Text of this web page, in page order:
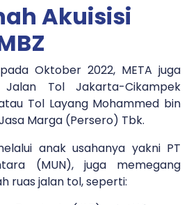
Akuisisi
Oktober 2022, META juga
Jalan Tol Jakarta-Cikampek
Tol Layang Mohammed bin
Marga (Persero) Tbk.
anak usahanya yakni PT
(MUN), juga memegang
ruas jalan tol, seperti: